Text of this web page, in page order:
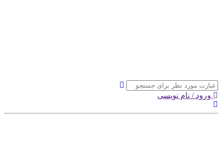
ورود / نام نویسی